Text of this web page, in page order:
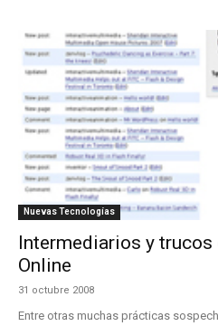
Nuevas Tecnologías
Intermediarios y trucos
Online
31 octubre 2008
Entre otras muchas prácticas